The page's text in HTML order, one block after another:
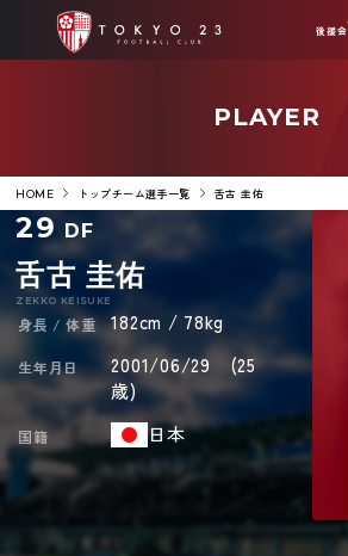
後援会
PLAYER
HOME トップチーム選手一覧 舌古 圭佑
29 DF
舌古 圭佑
ZEKKO KEISUKE
身長 / 体重 182cm / 78kg
生年月日
2001/06/29 (25
歳)
国籍 日本